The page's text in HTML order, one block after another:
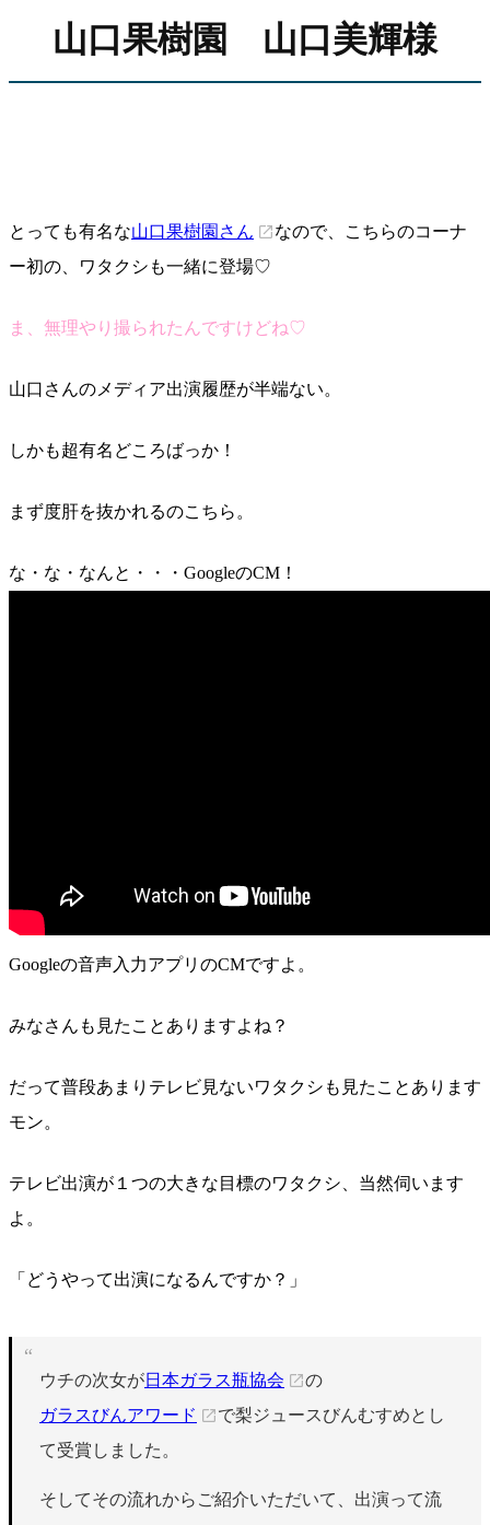
山口果樹園 山口美輝様
とっても有名な山口果樹園さん
なので、こちらのコーナ
ー初の、ワタクシも一緒に登場♡
ま、無理やり撮られたんですけどね♡
山口さんのメディア出演履歴が半端ない。
しかも超有名どころばっか！
まず度肝を抜かれるのこちら。
な・な・なんと・・・GoogleのCM！
Googleの音声入力アプリのCMですよ。
みなさんも見たことありますよね？
だって普段あまりテレビ見ないワタクシも見たことあります
モン。
テレビ出演が１つの大きな目標のワタクシ、当然伺います
よ。
「どうやって出演になるんですか？」
ウチの次女が日本ガラス瓶協会
の
ガラスびんアワード
で梨ジュースびんむすめとし
て受賞しました。
そしてその流れからご紹介いただいて、出演って流